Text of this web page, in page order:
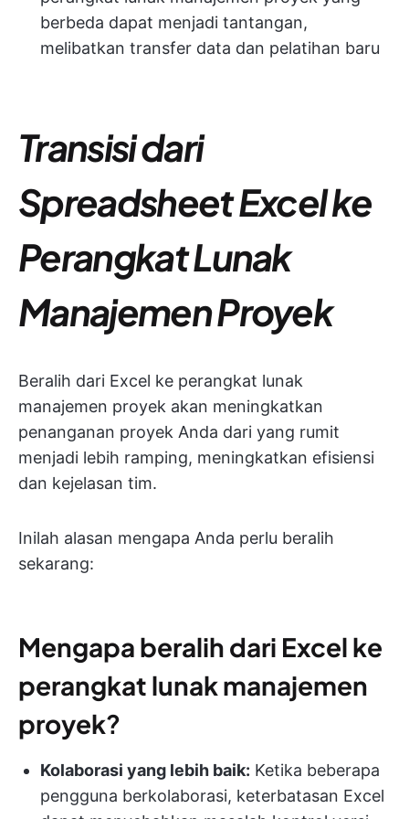
berbeda dapat menjadi tantangan,
melibatkan transfer data dan pelatihan baru
Transisi dari
Spreadsheet Excel ke
Perangkat Lunak
Manajemen Proyek
Beralih dari Excel ke perangkat lunak
manajemen proyek akan meningkatkan
penanganan proyek Anda dari yang rumit
menjadi lebih ramping, meningkatkan efisiensi
dan kejelasan tim.
Inilah alasan mengapa Anda perlu beralih
sekarang:
Mengapa beralih dari Excel ke
perangkat lunak manajemen
proyek?
Kolaborasi yang lebih baik: Ketika beberapa
pengguna berkolaborasi, keterbatasan Excel